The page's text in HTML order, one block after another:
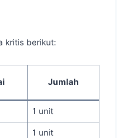
kritis berikut:
Jumlah
1 unit
1 unit